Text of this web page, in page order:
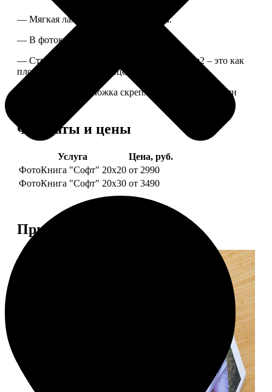
— Мягкая ламинированная обложка.
— В фотокниге от 60 до 300 страниц.
— Страницы из бумаги плотностью 170 г/м2 – это как
плотные страницы глянцевого журнала.
— Страницы и обложка скреплены металлическими
Форматы и цены
Услуга
Цена, руб.
ФотоКнига "Софт" 20х20 от 2990
ФотоКнига "Софт" 20х30 от 3490
Примеры работ